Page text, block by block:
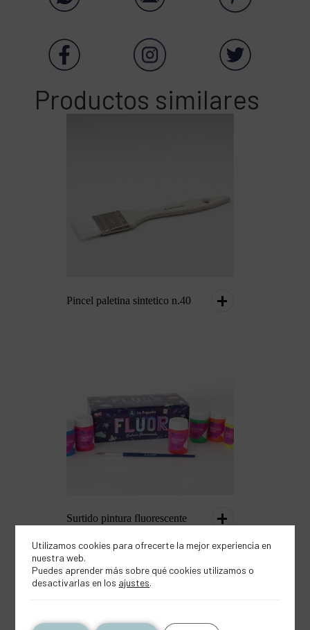
Productos similares
Pincel paletina sintetico n.40
Surtido pintura fluorescente
Utilizamos cookies para ofrecerte la mejor experiencia en
nuestra web.
Puedes aprender más sobre qué cookies utilizamos o
desactivarlas en los ajustes.